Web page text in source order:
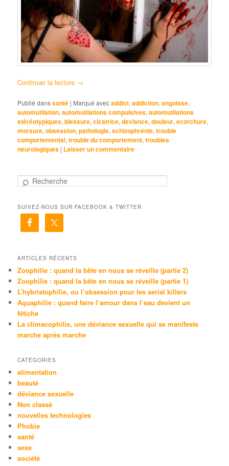
Continuer la lecture →
Publié danssanté | Marqué avecaddict,addiction,angoisse,
automutilation,automutilations compulsives,automutilations
stéréotypiques,blessure,cicatrice,deviance,douleur,ecorchure,
morsure,obsession,pathologie,schizophrénie,trouble
comportemental,trouble du comportement,troubles
neurologiques | Laisser un commentaire
h
e
SUIVEZ-NOUS SUR FACEBOOK & TWITTER
ARTICLES RÉCENTS
Zoophilie : quand la bête en nous se réveille (partie 2)
Zoophilie : quand la bête en nous se réveille (partie 1)
L’hybristophilie, ou l’obsession pour les serial killers
Aquaphilie : quand faire l’amour dans l’eau devient un
fétiche
La climacophilie, une déviance sexuelle qui se manifeste
marche après marche
CATÉGORIES
alimentation
beauté
déviance sexuelle
Non classé
nouvelles technologies
Phobie
santé
sexe
société